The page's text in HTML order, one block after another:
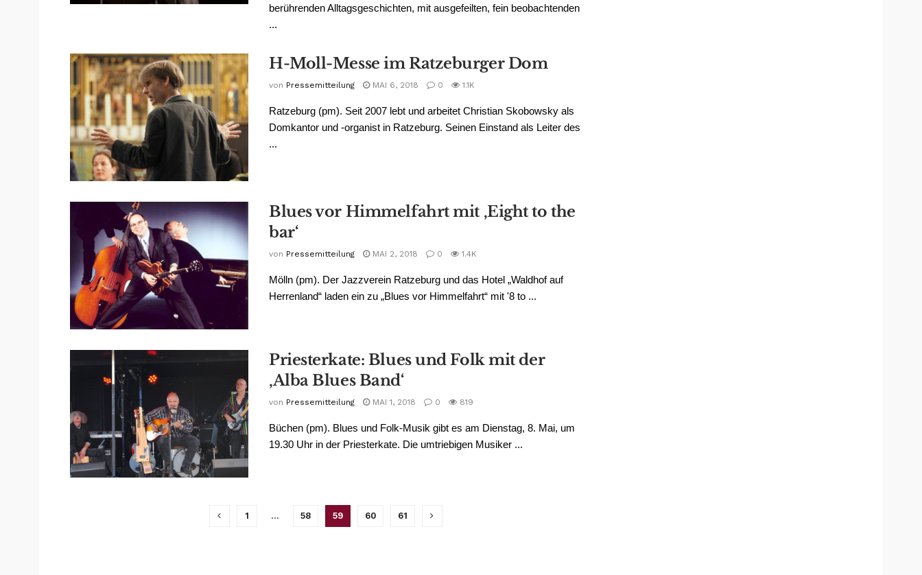
berührenden Alltagsgeschichten, mit ausgefeilten, fein beobachtenden
...
H-Moll-Messe im Ratzeburger Dom
von Pressemitteilung MAI 6, 2018 0 1.1K
Ratzeburg (pm). Seit 2007 lebt und arbeitet Christian Skobowsky als
Domkantor und -organist in Ratzeburg. Seinen Einstand als Leiter des
...
Blues vor Himmelfahrt mit ‚Eight to the
bar‘
von Pressemitteilung MAI 2, 2018 0 1.4K
Mölln (pm). Der Jazzverein Ratzeburg und das Hotel „Waldhof auf
Herrenland“ laden ein zu „Blues vor Himmelfahrt“ mit '8 to ...
Priesterkate: Blues und Folk mit der
‚Alba Blues Band‘
von Pressemitteilung MAI 1, 2018 0 819
Büchen (pm). Blues und Folk-Musik gibt es am Dienstag, 8. Mai, um
19.30 Uhr in der Priesterkate. Die umtriebigen Musiker ...
1 … 58 59 60 61